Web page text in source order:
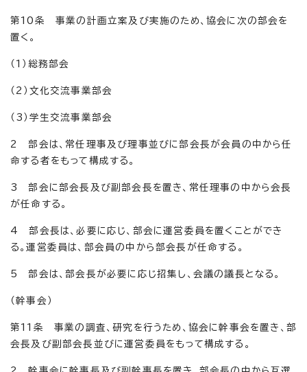
第10条 事業の計画立案及び実施のため、協会に次の部会を
置く。
（1）総務部会
（2）文化交流事業部会
（3）学生交流事業部会
2 部会は、常任理事及び理事並びに部会長が会員の中から任
命する者をもって構成する。
3 部会に部会長及び副部会長を置き、常任理事の中から会長
が任命する。
4 部会長は、必要に応じ、部会に運営委員を置くことができ
る。運営委員は、部会員の中から部会長が任命する。
5 部会は、部会長が必要に応じ招集し、会議の議長となる。
（幹事会）
第11条 事業の調査、研究を行うため、協会に幹事会を置き、部
会長及び副部会長並びに運営委員をもって構成する。